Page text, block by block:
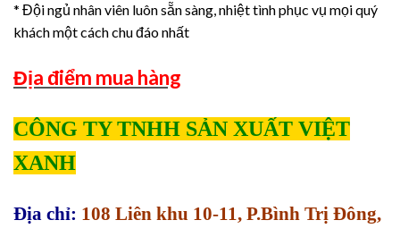
* Đội ngủ nhân viên luôn sẵn sàng, nhiệt tình phục vụ mọi quý
khách một cách chu đáo nhất
Địa điểm mua hàng
CÔNG TY TNHH SẢN XUẤT VIỆT
XANH
Địa chỉ: 108 Liên khu 10-11, P.Bình Trị Đông,